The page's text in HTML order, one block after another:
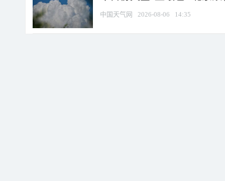
中国天气网 2026-08-06 14:35